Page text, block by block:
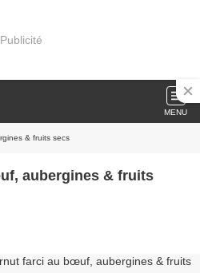
Publicité
MENU
& fruits secs
aubergines & fruits